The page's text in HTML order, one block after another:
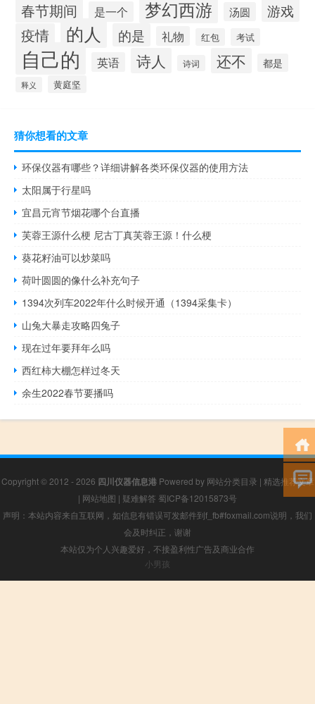
春节期间 是一个 梦幻西游 汤圆 游戏
疫情 的人 的是 礼物 红包 考试
自己的 英语 诗人 诗词 还不 都是
释义 黄庭坚
猜你想看的文章
环保仪器有哪些？详细讲解各类环保仪器的使用方法
太阳属于行星吗
宜昌元宵节烟花哪个台直播
芙蓉王源什么梗 尼古丁真芙蓉王源！什么梗
葵花籽油可以炒菜吗
荷叶圆圆的像什么补充句子
1394次列车2022年什么时候开通（1394采集卡）
山兔大暴走攻略四兔子
现在过年要拜年么吗
西红柿大棚怎样过冬天
余生2022春节要播吗
Copyright © 2012 - 2026 四川仪器信息港Powered by 网站分类目录 | 精选推荐文章
| 网站地图 | 疑难解答 蜀ICP备12015873号
声明：本站内容来自互联网，如信息有错误可发邮件到f_fb#foxmail.com说明，我们
会及时纠正，谢谢
本站仅为个人兴趣爱好，不接盈利性广告及商业合作
小男孩